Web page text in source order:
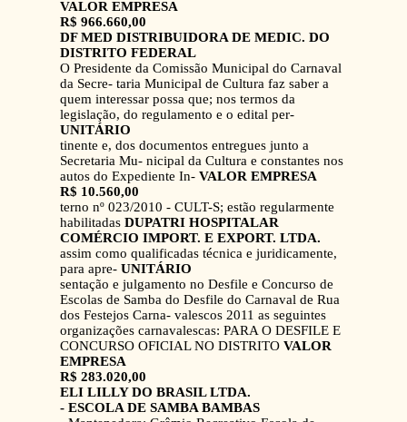
VALOR EMPRESA
R$ 966.660,00
DF MED DISTRIBUIDORA DE MEDIC. DO
DISTRITO FEDERAL
O Presidente da Comissão Municipal do Carnaval
da Secre- taria Municipal de Cultura faz saber a
quem interessar possa que; nos termos da
legislação, do regulamento e o edital per-
UNITÁRIO
tinente e, dos documentos entregues junto a
Secretaria Mu- nicipal da Cultura e constantes nos
autos do Expediente In- VALOR EMPRESA
R$ 10.560,00
terno nº 023/2010 - CULT-S; estão regularmente
habilitadas DUPATRI HOSPITALAR
COMÉRCIO IMPORT. E EXPORT. LTDA.
assim como qualificadas técnica e juridicamente,
para apre- UNITÁRIO
sentação e julgamento no Desfile e Concurso de
Escolas de Samba do Desfile do Carnaval de Rua
dos Festejos Carna- valescos 2011 as seguintes
organizações carnavalescas: PARA O DESFILE E
CONCURSO OFICIAL NO DISTRITO VALOR
EMPRESA
R$ 283.020,00
ELI LILLY DO BRASIL LTDA.
- ESCOLA DE SAMBA BAMBAS